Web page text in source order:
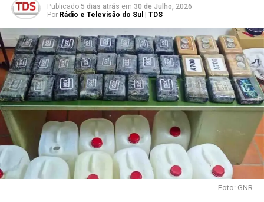
Publicado 5 dias atrás em 30 de Julho, 2026
Por Rádio e Televisão do Sul | TDS
Foto: GNR